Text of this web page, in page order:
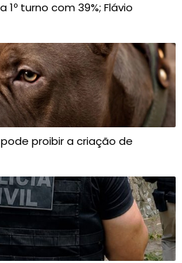
1º turno com 39%; Flávio
proibir a criação de